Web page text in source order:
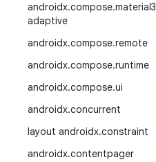
androidx.compose.material3
adaptive
androidx.compose.remote
androidx.compose.runtime
androidx.compose.ui
androidx.concurrent
layout androidx.constraint
androidx.contentpager